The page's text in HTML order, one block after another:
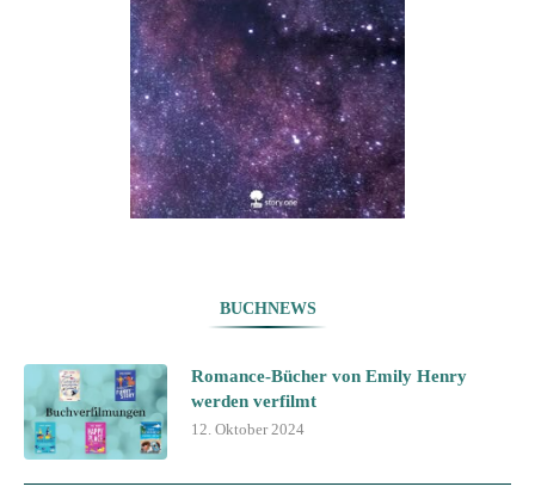
BUCHNEWS
Romance-Bücher von Emily Henry
werden verfilmt
12. Oktober 2024